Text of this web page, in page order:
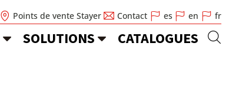
Points de vente Stayer Contact es en fr
SOLUTIONS CATALOGUES